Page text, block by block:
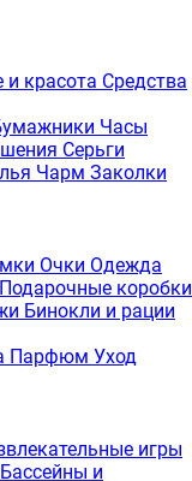
и красота Средства
Часы
Серьги
Чарм Заколки
Очки Одежда
Подарочные коробки
Бинокли и рации
Парфюм Уход
игры
Бассейны и